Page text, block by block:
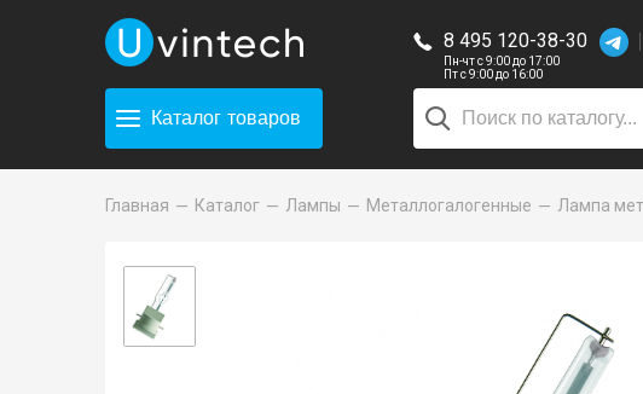
8 495 120-38-30
Пн-чт с 9:00 до 17:00
Пт с 9:00 до 16:00
Каталог товаров
Главная Каталог Лампы Металлогалогенные Лампа